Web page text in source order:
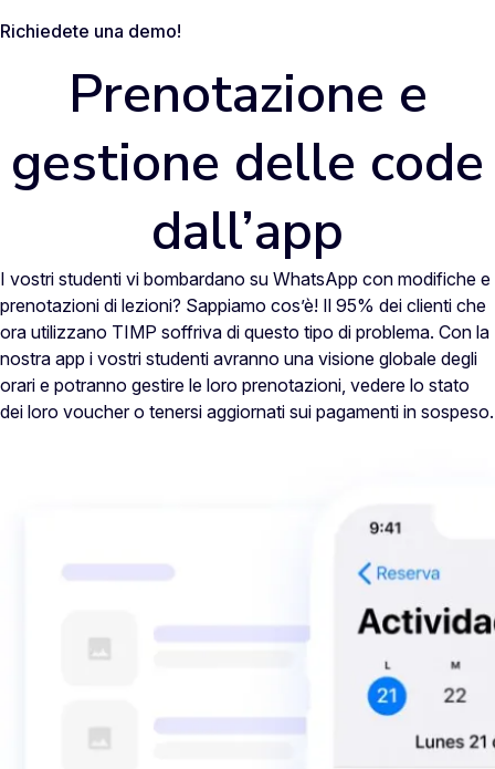
Richiedete una demo!
Prenotazione e
gestione delle code
dall’app
I vostri studenti vi bombardano su WhatsApp con modifiche e
prenotazioni di lezioni? Sappiamo cos’è! Il 95% dei clienti che
ora utilizzano TIMP soffriva di questo tipo di problema. Con la
nostra app i vostri studenti avranno una visione globale degli
orari e potranno gestire le loro prenotazioni, vedere lo stato
dei loro voucher o tenersi aggiornati sui pagamenti in sospeso.